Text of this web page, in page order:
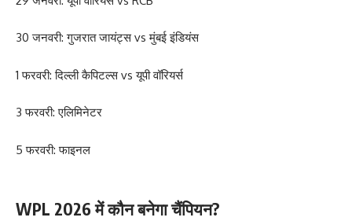
30 जनवरी: गुजरात जायंट्स vs मुंबई इंडियंस
1 फरवरी: दिल्ली कैपिटल्स vs यूपी वॉरियर्स
3 फरवरी: एलिमिनेटर
5 फरवरी: फाइनल
WPL 2026 में कौन बनेगा चैंपियन?